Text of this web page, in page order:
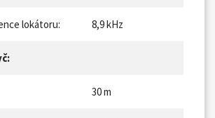
lokátoru: 8,9 kHz
30 m